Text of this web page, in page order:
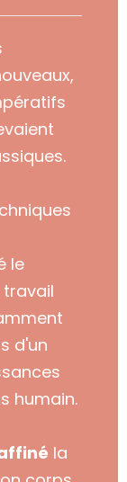
le
travail
d'un
humain.
la